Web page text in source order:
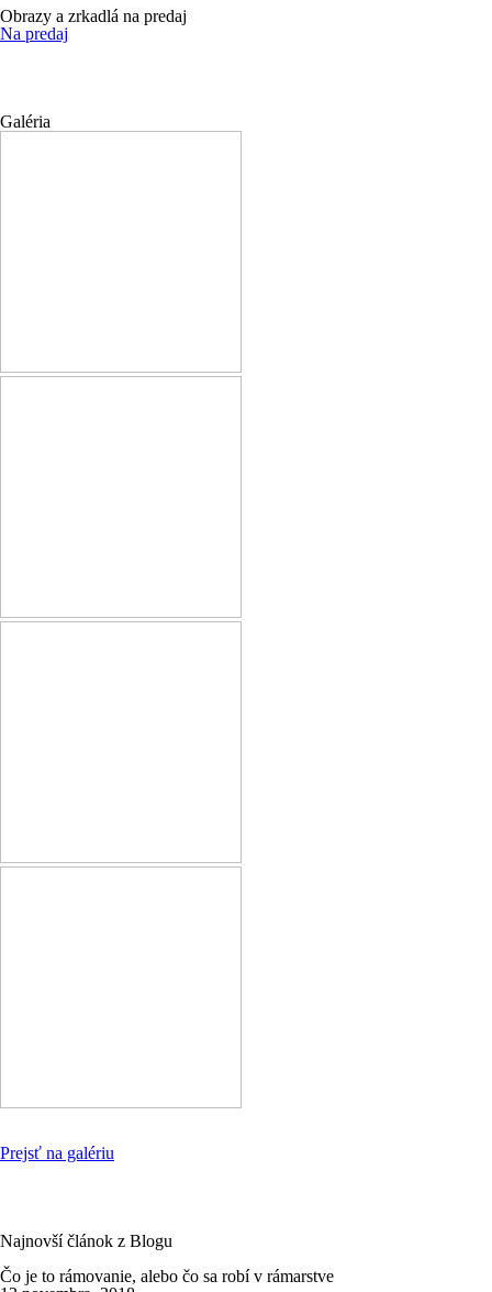
Obrazy a zrkadlá na predaj
Na predaj
Galéria
Prejsť na galériu
Najnovší článok z Blogu
Čo je to rámovanie, alebo čo sa robí v rámarstve